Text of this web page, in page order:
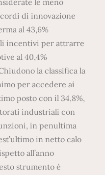
le meno
di innovazione
al 43,6%
incentivi per attrarre
al 40,4%
la classifica la
per accedere ai
posto con il 34,8%,
industriali con
in penultima
in netto calo
all’anno
strumento è